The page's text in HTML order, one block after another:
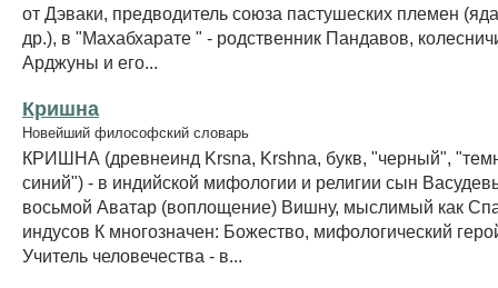
от Дэваки, предводитель союза пастушеских племен
др.), в "Махабхарате " - родственник Пандавов,
Арджуны и его...
Кришна
Новейший философский словарь
КРИШНА (древнеинд Krsna, Krshna, букв, "черный",
синий") - в индийской мифологии и религии сын
восьмой Аватар (воплощение) Вишну, мыслимый как
индусов К многозначен: Божество, мифологический
Учитель человечества - в...